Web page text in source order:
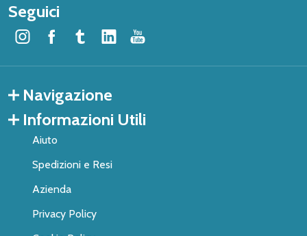
Seguici
Navigazione
Informazioni Utili
Aiuto
Spedizioni e Resi
Azienda
Privacy Policy